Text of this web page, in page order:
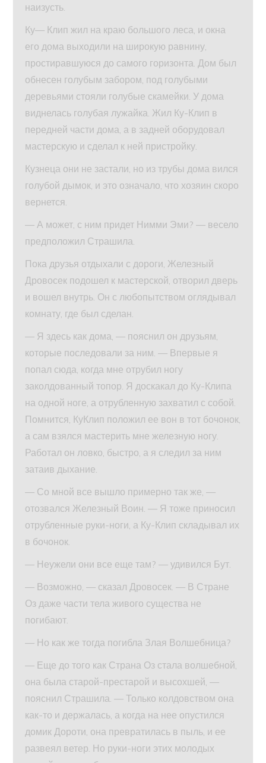
наизусть.
Ку— Клип жил на краю большого леса, и окна
его дома выходили на широкую равнину,
простиравшуюся до самого горизонта. Дом был
обнесен голубым забором, под голубыми
деревьями стояли голубые скамейки. У дома
виднелась голубая лужайка. Жил Ку-Клип в
передней части дома, а в задней оборудовал
мастерскую и сделал к ней пристройку.
Кузнеца они не застали, но из трубы дома вился
голубой дымок, и это означало, что хозяин скоро
вернется.
— А может, с ним придет Нимми Эми? — весело
предположил Страшила.
Пока друзья отдыхали с дороги, Железный
Дровосек подошел к мастерской, отворил дверь
и вошел внутрь. Он с любопытством оглядывал
комнату, где был сделан.
— Я здесь как дома, — пояснил он друзьям,
которые последовали за ним. — Впервые я
попал сюда, когда мне отрубил ногу
заколдованный топор. Я доскакал до Ку-Клипа
на одной ноге, а отрубленную захватил с собой.
Помнится, КуКлип положил ее вон в тот бочонок,
а сам взялся мастерить мне железную ногу.
Работал он ловко, быстро, а я следил за ним
затаив дыхание.
— Со мной все вышло примерно так же, —
отозвался Железный Воин. — Я тоже приносил
отрубленные руки-ноги, а Ку-Клип складывал их
в бочонок.
— Неужели они все еще там? — удивился Бут.
— Возможно, — сказал Дровосек. — В Стране
Оз даже части тела живого существа не
погибают.
— Но как же тогда погибла Злая Волшебница?
— Еще до того как Страна Оз стала волшебной,
она была старой-престарой и высохшей, —
пояснил Страшила. — Только колдовством она
как-то и держалась, а когда на нее опустился
домик Дороти, она превратилась в пыль, и ее
развеял ветер. Но руки-ноги этих молодых